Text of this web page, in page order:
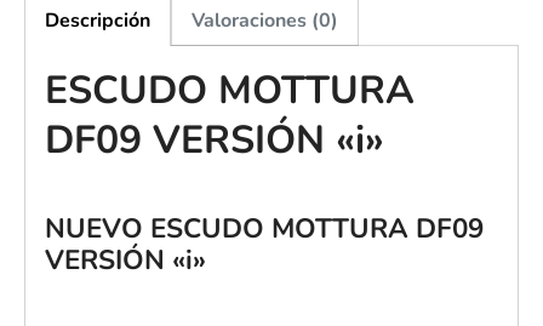
Descripción Valoraciones (0)
ESCUDO MOTTURA
DF09 VERSIÓN «i»
NUEVO ESCUDO MOTTURA DF09
VERSIÓN «i»